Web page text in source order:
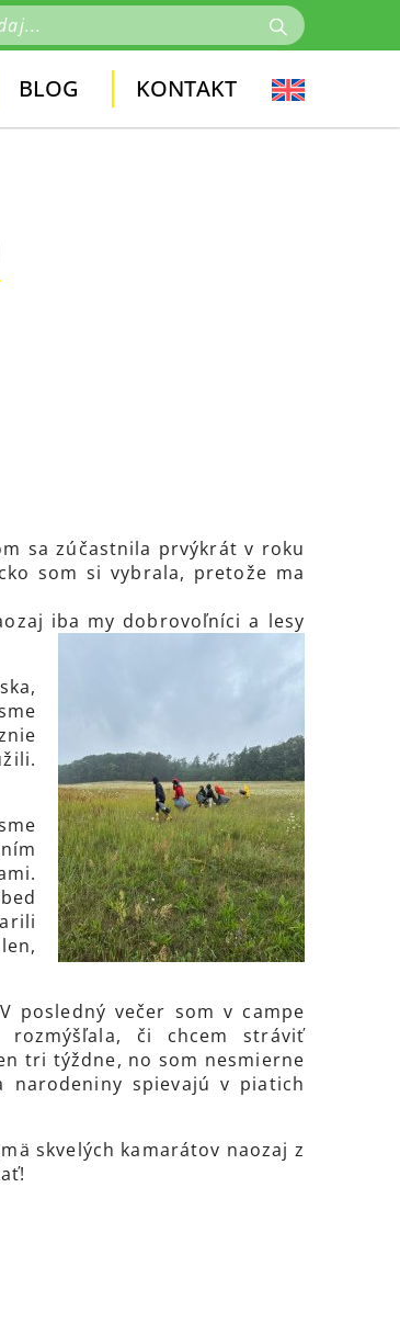
BLOG KONTAKT
sa zúčastnila prvýkrát v roku
som si vybrala, pretože ma
iba my dobrovoľníci a lesy
posledný večer som v campe
či chcem stráviť
tri týždne, no som nesmierne
narodeniny spievajú v piatich
skvelých kamarátov naozaj z